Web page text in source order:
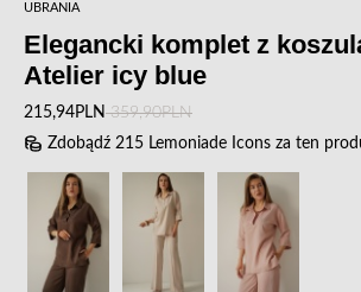
UBRANIA
Elegancki komplet z
Atelier icy blue
215,94PLN359,90PLN
Zdobądź 215 Lemoniade Icons za ten